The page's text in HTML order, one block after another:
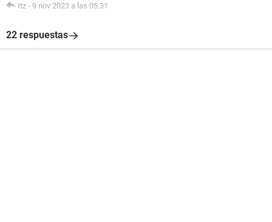
Itz - 9 nov 2023 a las 05:31
22 respuestas